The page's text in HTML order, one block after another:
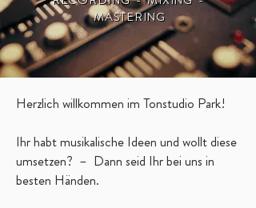
MASTERING
MASTERING
Herzlich willkommen im Tonstudio Park!
Ihr habt musikalische Ideen und wollt diese
umsetzen? – Dann seid Ihr bei uns in
besten Händen.